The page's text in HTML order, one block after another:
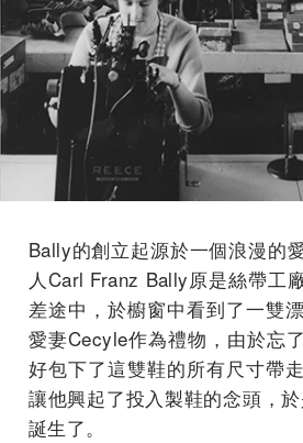
Bally的創立起源於一個浪漫的
人Carl Franz Bally原是絲帶工
差途中，於櫥窗中看到了一雙
愛妻Cecyle作為禮物，由於忘
好包下了這雙鞋的所有尺寸帶
讓他興起了投入製鞋的念頭，
誕生了。